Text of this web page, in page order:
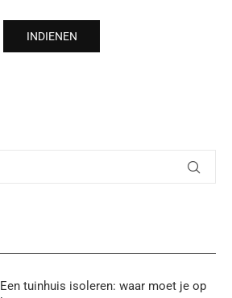
Een tuinhuis isoleren: waar moet je op